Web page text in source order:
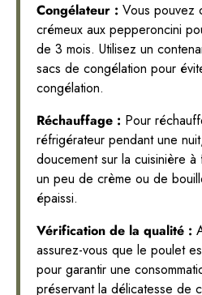
Congélateur : Vous pouvez
crémeux aux pepperoncini
de 3 mois. Utilisez un
sacs de congélation pour
congélation.
Réchauffage : Pour
réfrigérateur pendant une
doucement sur la cuisinière
un peu de crème ou de
épaissi.
Vérification de la qualité :
assurez-vous que le poulet
pour garantir une
préservant la délicatesse de